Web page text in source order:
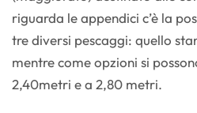
riguarda le appendici c’è la
tre diversi pescaggi: quello
mentre come opzioni si
2,40metri e a 2,80 metri.